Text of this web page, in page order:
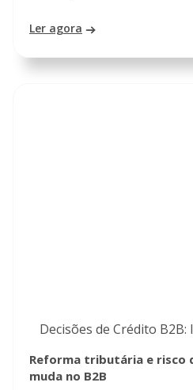
Ler agora
Decisões de Crédito
Reforma tributária e risco
muda no B2B